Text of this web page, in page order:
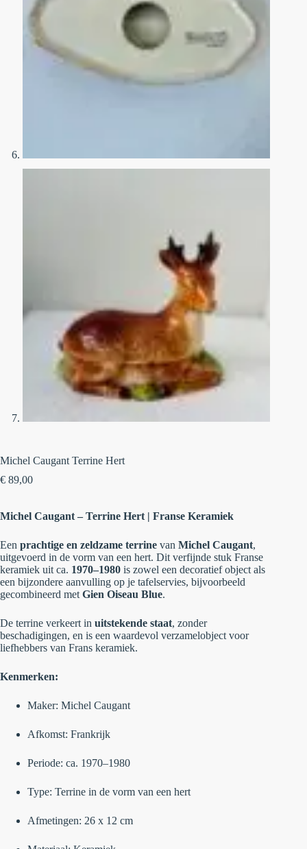
Michel Caugant Terrine Hert
€ 89,00
Michel Caugant – Terrine Hert | Franse Keramiek
Een prachtige en zeldzame terrine van Michel Caugant,
uitgevoerd in de vorm van een hert. Dit verfijnde stuk Franse
keramiek uit ca. 1970–1980 is zowel een decoratief object als
een bijzondere aanvulling op je tafelservies, bijvoorbeeld
gecombineerd met Gien Oiseau Blue.
De terrine verkeert in uitstekende staat, zonder
beschadigingen, en is een waardevol verzamelobject voor
liefhebbers van Frans keramiek.
Kenmerken:
Maker: Michel Caugant
Afkomst: Frankrijk
Periode: ca. 1970–1980
Type: Terrine in de vorm van een hert
Afmetingen: 26 x 12 cm